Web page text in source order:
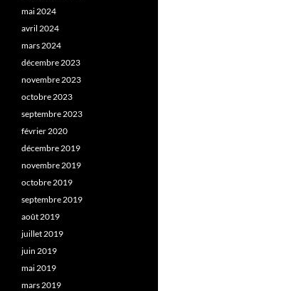
mai 2024
avril 2024
mars 2024
décembre 2023
novembre 2023
octobre 2023
septembre 2023
février 2020
décembre 2019
novembre 2019
octobre 2019
septembre 2019
août 2019
juillet 2019
juin 2019
mai 2019
mars 2019